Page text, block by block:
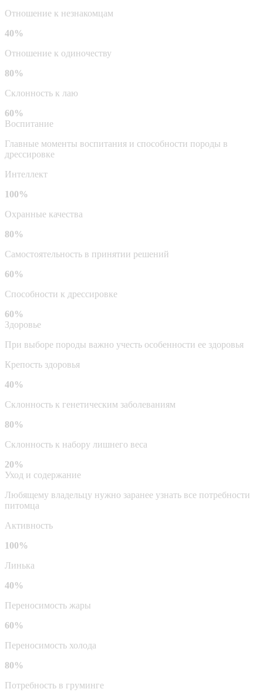
Отношение к незнакомцам
40%
Отношение к одиночеству
80%
Склонность к лаю
60%
Воспитание
Главные моменты воспитания и способности породы в
дрессировке
Интеллект
100%
Охранные качества
80%
Самостоятельность в принятии решений
60%
Способности к дрессировке
60%
Здоровье
При выборе породы важно учесть особенности ее здоровья
Крепость здоровья
40%
Склонность к генетическим заболеваниям
80%
Склонность к набору лишнего веса
20%
Уход и содержание
Любящему владельцу нужно заранее узнать все потребности
питомца
Активность
100%
Линька
40%
Переносимость жары
60%
Переносимость холода
80%
Потребность в груминге